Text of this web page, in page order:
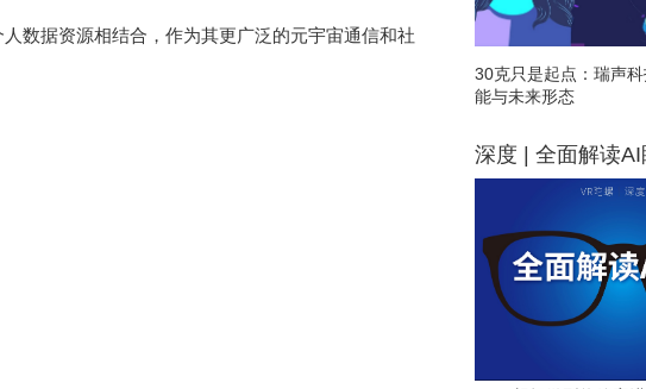
数据资源相结合，作为其更广泛的元宇宙通信和社
30克只是起点：瑞声
能与未来形态
深度 | 全面解读AI